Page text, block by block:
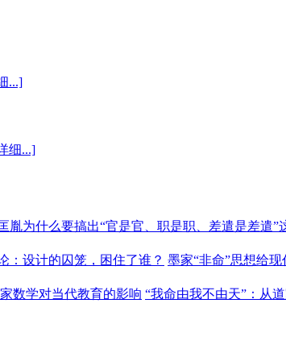
...]
细...]
胤为什么要搞出“官是官、职是职、差遣是差遣”
：设计的囚笼，困住了谁？ 墨家“非命”思想给
数学对当代教育的影响 “我命由我不由天”：从